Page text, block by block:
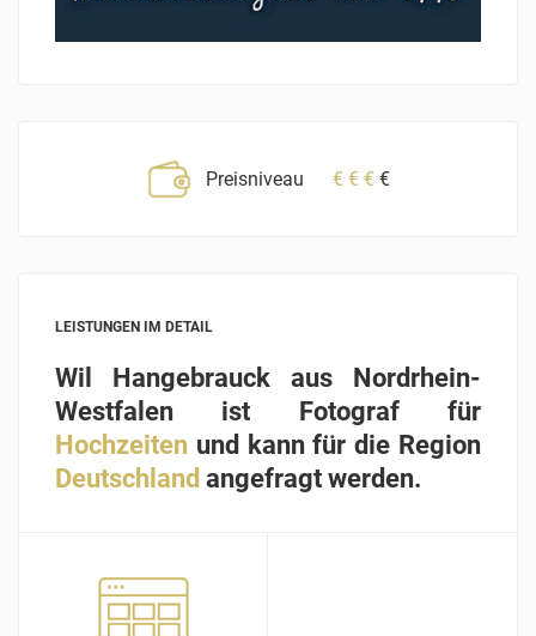
Preisniveau € € € €
LEISTUNGEN IM DETAIL
Wil Hangebrauck aus Nordrhein-
Westfalen ist Fotograf für
Hochzeiten und kann für die Region
Deutschland angefragt werden.